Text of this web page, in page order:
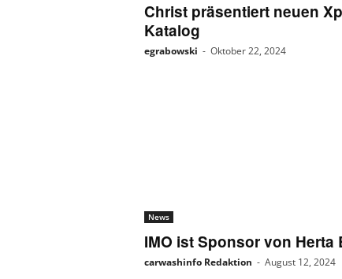
Christ präsentiert neuen
Katalog
egrabowski - Oktober 22, 2024
News
IMO ist Sponsor von Herta
carwashinfo Redaktion - August 12, 2024